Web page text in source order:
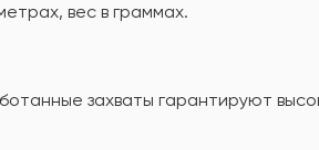
вес в граммах.
захваты гарантируют